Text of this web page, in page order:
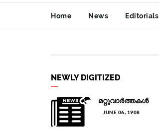
Home News Editorials
NEWLY DIGITIZED
മറ്റുവാർത്തകൾ
JUNE 06, 1908